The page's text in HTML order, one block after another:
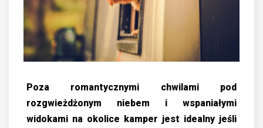
Poza romantycznymi chwilami pod
rozgwieżdżonym niebem i wspaniałymi
widokami na okolice kamper jest idealny jeśli